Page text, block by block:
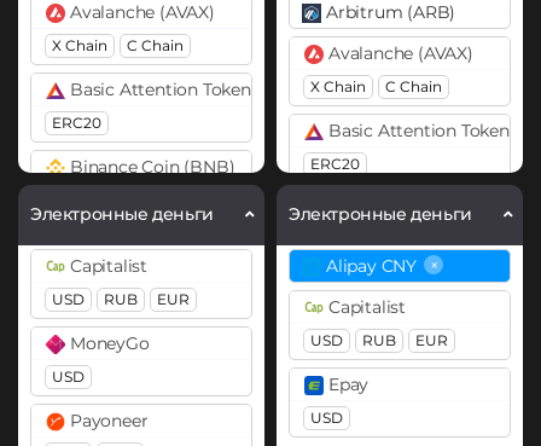
Avalanche (AVAX)
X Chain C Chain
Basic Attention Token (BAT)
ERC20
Binance Coin (BNB)
Bitcoin (BTC)
BTC BEP20
OP
ARB AVAXC
Bitcoin Cash (BCH)
Bitcoin SV (BSV)
BitTorrent (BTT)
Электронные деньги
Capitalist
USD RUB EUR
MoneyGo
USD
Payoneer
Arbitrum (ARB)
Avalanche (AVAX)
X Chain C Chain
Basic Attention Token
ERC20
Binance Coin (BNB)
BEP20 BEP2
Binance USD (BUSD)
BEP20
Bitcoin (BTC)
BTC BEP20
ARB
Электронные деньги
Alipay CNY ×
Capitalist
USD RUB EUR
Epay
USD